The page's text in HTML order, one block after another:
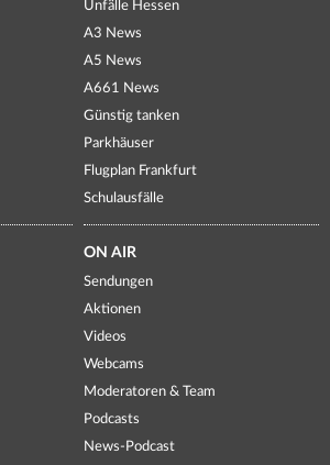
Unfälle Hessen
A3 News
A5 News
A661 News
Günstig tanken
Parkhäuser
Flugplan Frankfurt
Schulausfälle
ON AIR
Sendungen
Aktionen
Videos
Webcams
Moderatoren & Team
Podcasts
News-Podcast